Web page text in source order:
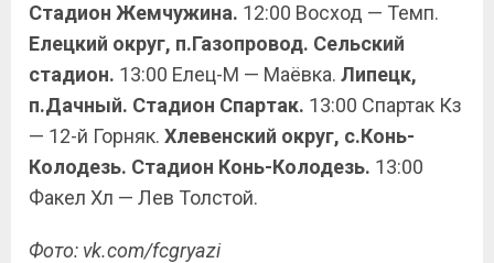
Стадион Жемчужина. 12:00 Восход — Темп.
Елецкий округ, п.Газопровод. Сельский
стадион. 13:00 Елец-М — Маёвка. Липецк,
п.Дачный. Стадион Спартак. 13:00 Спартак Кз
— 12-й Горняк. Хлевенский округ, с.Конь-
Колодезь. Стадион Конь-Колодезь. 13:00
Факел Хл — Лев Толстой.
Фото: vk.com/fcgryazi